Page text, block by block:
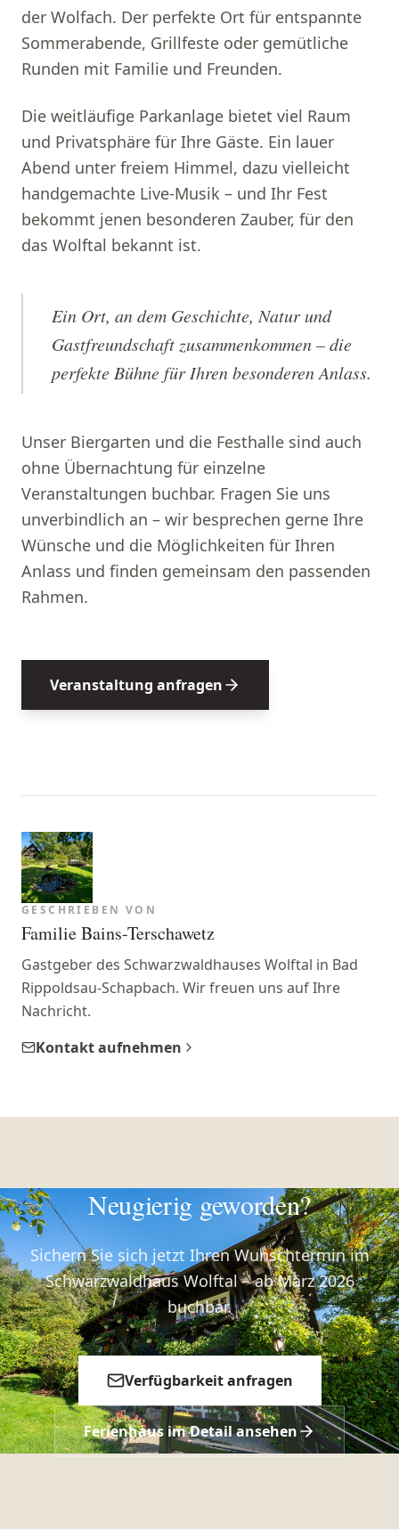
der Wolfach. Der perfekte Ort für entspannte
Sommerabende, Grillfeste oder gemütliche
Runden mit Familie und Freunden.
Die weitläufige Parkanlage bietet viel Raum
und Privatsphäre für Ihre Gäste. Ein lauer
Abend unter freiem Himmel, dazu vielleicht
handgemachte Live-Musik – und Ihr Fest
bekommt jenen besonderen Zauber, für den
das Wolftal bekannt ist.
Ein Ort, an dem Geschichte, Natur und
Gastfreundschaft zusammenkommen – die
perfekte Bühne für Ihren besonderen Anlass.
Unser Biergarten und die Festhalle sind auch
ohne Übernachtung für einzelne
Veranstaltungen buchbar. Fragen Sie uns
unverbindlich an – wir besprechen gerne Ihre
Wünsche und die Möglichkeiten für Ihren
Anlass und finden gemeinsam den passenden
Rahmen.
Veranstaltung anfragen
GESCHRIEBEN VON
Familie Bains-Terschawetz
Gastgeber des Schwarzwaldhauses Wolftal in Bad
Rippoldsau-Schapbach. Wir freuen uns auf Ihre
Nachricht.
Kontakt aufnehmen
Neugierig geworden?
Sichern Sie sich jetzt Ihren Wunschtermin im
Schwarzwaldhaus Wolftal – ab März 2026
buchbar.
Verfügbarkeit anfragen
Ferienhaus im Detail ansehen